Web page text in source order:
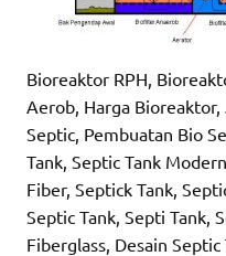
Bioreaktor RPH,
Aerob, Harga
Septic, Pembuatan Bio
Tank, Septic Tank
Fiber, Septick Tank,
Septic Tank, Septi Tank,
Fiberglass, Desain Septic